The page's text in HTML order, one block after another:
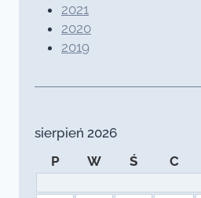
2021
2020
2019
sierpień 2026
P
W Ś C